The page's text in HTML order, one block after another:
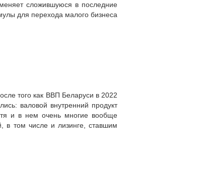
сложившуюся в последние
для перехода малого бизнеса
того как ВВП Беларуси в 2022
валовой внутренний продукт
и в нем очень многие вообще
в том числе и лизинге, ставшим